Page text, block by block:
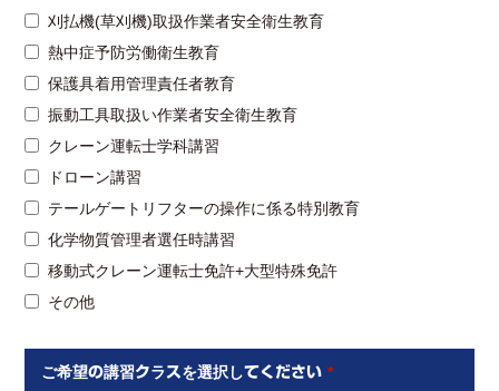
刈払機(草刈機)取扱作業者安全衛生教育
熱中症予防労働衛生教育
保護具着用管理責任者教育
振動工具取扱い作業者安全衛生教育
クレーン運転士学科講習
ドローン講習
テールゲートリフターの操作に係る特別教育
化学物質管理者選任時講習
移動式クレーン運転士免許+大型特殊免許
その他
ご希望の講習クラスを選択してください*